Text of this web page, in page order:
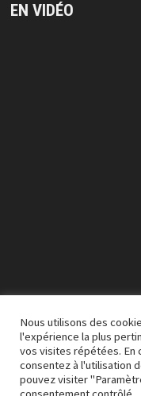
EN VIDÉO
00:00
Nous utilisons des
l'expérience la plus
vos visites répétées. En
consentez à l'utilisation
pouvez visiter